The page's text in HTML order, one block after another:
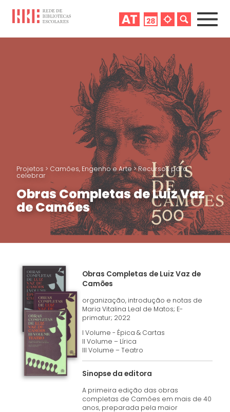
Projetos > Camões, Engenho e Arte>Recursos para
celebrar
Obras Completas de Luiz Vaz
de Camões
Obras Completas de Luiz Vaz de
Camões
organização, introdução e notas de
Maria Vitalina Leal de Matos; E-
primatur; 2022
I Volume - Épica & Cartas
II Volume – Lírica
III Volume – Teatro
Sinopse da editora
A primeira edição das obras
completas de Camões em mais de 40
anos, preparada pela maior